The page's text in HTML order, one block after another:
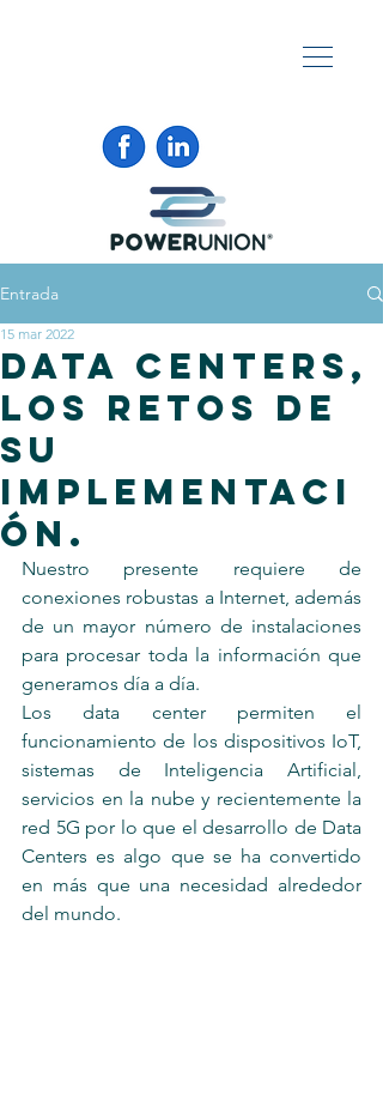
Entrada
DATA CENTERS,
LOS RETOS DE
SU
IMPLEMENTACI
ÓN.
15 mar 2022
Nuestro presente requiere de
conexiones robustas a Internet, además
de un mayor número de instalaciones
para procesar toda la información que
generamos día a día.
Los data center permiten el
funcionamiento de los dispositivos IoT,
sistemas de Inteligencia Artificial,
servicios en la nube y recientemente la
red 5G por lo que el desarrollo de Data
Centers es algo que se ha convertido
en más que una necesidad alrededor
del mundo.